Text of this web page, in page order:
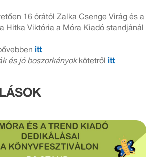
16 órától Zalka Csenge Virág és a
Hitka Viktória a Móra Kiadó standjánál
itt
és jó boszorkányokkötetről itt